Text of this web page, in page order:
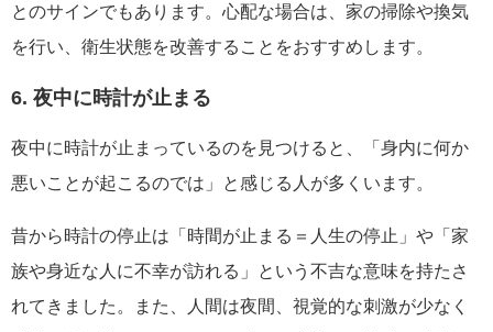
とのサインでもあります。心配な場合は、家の掃除や換気
を行い、衛生状態を改善することをおすすめします。
6. 夜中に時計が止まる
夜中に時計が止まっているのを見つけると、「身内に何か
悪いことが起こるのでは」と感じる人が多くいます。
昔から時計の停止は「時間が止まる＝人生の停止」や「家
族や身近な人に不幸が訪れる」という不吉な意味を持たさ
れてきました。また、人間は夜間、視覚的な刺激が少なく